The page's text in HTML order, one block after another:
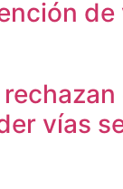
de
vías